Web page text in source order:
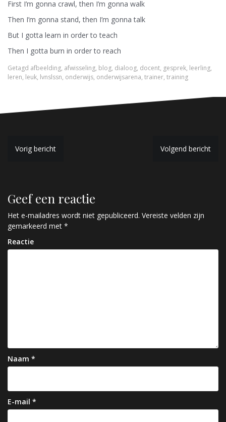
First I’m gonna crawl, then I’m gonna walk
Then I’m gonna stand, then I’m gonna talk
But I gotta learn in order to teach
Then I gotta burn in order to reach
Getagd afbeelding, afwisseling, blog, dialoog, docent, gesprek, leerling,
leren, leuk, lvnslssn, onderwijs, onderwijsarena, trainer, training
B
i
c
h
t
a
t
i
e
Vorig bericht Volgend bericht
Geef een reactie
Het e-mailadres wordt niet gepubliceerd. Vereiste velden zijn
gemarkeerd met *
Reactie
Naam *
E-mail *